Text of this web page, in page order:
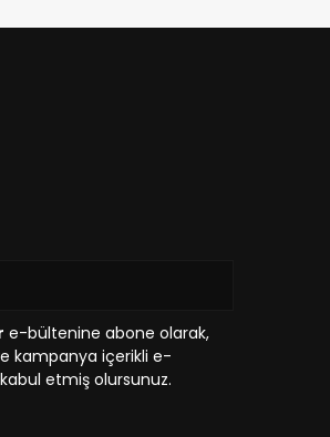
e-bültenine abone olarak,
kampanya içerikli e-
etmiş olursunuz.